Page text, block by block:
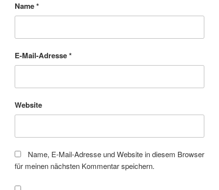
Name*
E-Mail-Adresse*
Website
Name, E-Mail-Adresse und Website in diesem Browser
für meinen nächsten Kommentar speichern.